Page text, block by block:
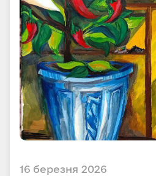
16 березня 2026